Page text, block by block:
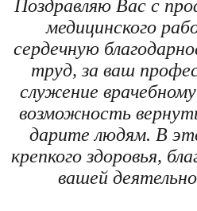
Поздравляю Вас с
медицинского
сердечную
труд, за ваш
служение
возможность
дарите людям. В
крепкого здоровья,
вашей